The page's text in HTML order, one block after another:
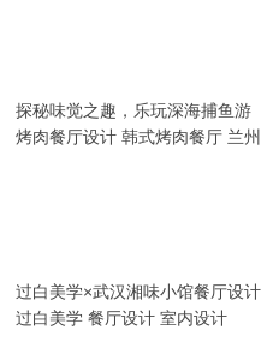
探秘味觉之趣，乐玩深海捕鱼游
戏“小猪小牛章鱼水煎肉”餐厅设
烤肉餐厅设计 韩式烤肉餐厅 兰州
过白美学×武汉湘味小馆餐厅设计
过白美学 餐厅设计 室内设计